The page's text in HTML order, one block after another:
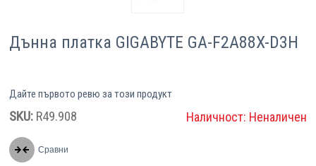
Дънна платка GIGABYTE GA-F2A88X-D3H
Дайте първото ревю за този продукт
SKU: R49.908 Наличност: Неналичен
Сравни